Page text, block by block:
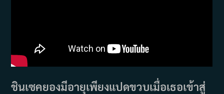
ชินเซคยองมีอายุเพียงแปดขวบเมื่อเธอเข้าสู่